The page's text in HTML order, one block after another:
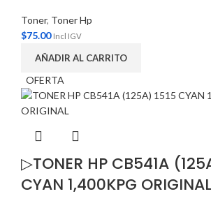
Toner, Toner Hp
$75.00 Incl IGV
AÑADIR AL CARRITO
OFERTA
▷TONER HP CB541A
CYAN 1,400KPG ORIGINAL